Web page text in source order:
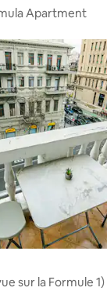
Apartment
sur la Formule 1)